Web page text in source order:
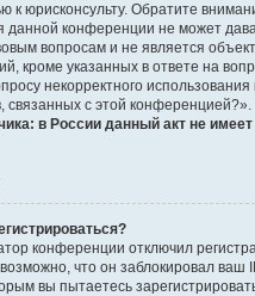
к юрисконсульту. Обратите
данной конференции не может
вопросам и не является
кроме указанных в ответе на
некорректного использования
связанных с этой конференцией?».
в России данный акт не
конференции отключил
что он заблокировал ваш
вы пытаетесь